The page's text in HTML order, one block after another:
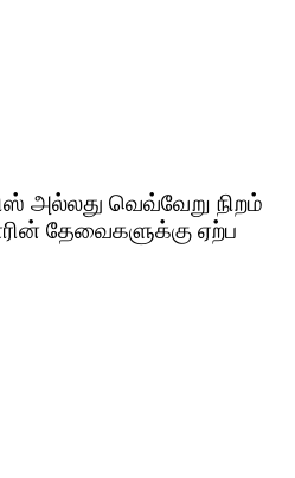
அல்லது வெவ்வேறு நிறம்
தேவைகளுக்கு ஏற்ப